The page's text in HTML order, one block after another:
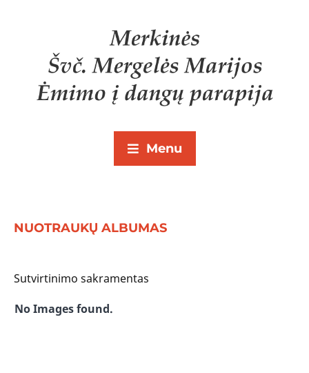
Menu
NUOTRAUKŲ ALBUMAS
Sutvirtinimo sakramentas
No Images found.